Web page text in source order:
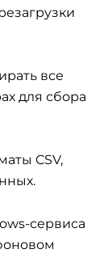
все
для сбора
CSV,
сервиса